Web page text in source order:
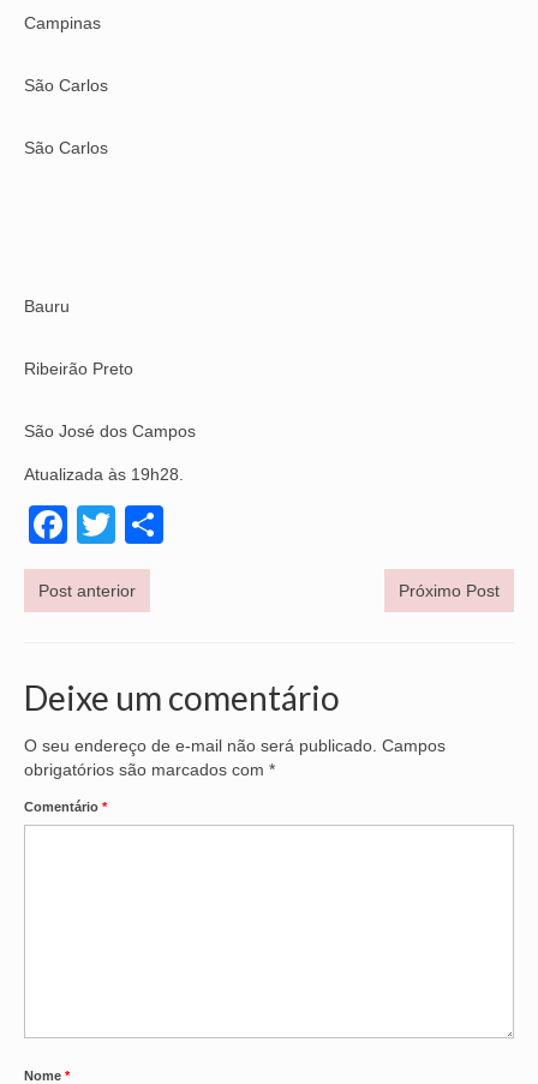
ANALISTAS JUDICIÁRIOS
TÉCNICOS JUDICIÁRIOS
TECNOLOGIA DA INFORMAÇÃO
Campinas
São Carlos
São Carlos
Bauru
Ribeirão Preto
São José dos Campos
Atualizada às 19h28.
Facebook
Twitter
Post anterior Próximo Post
Deixe um comentário
O seu endereço de e-mail não será publicado. Campos
obrigatórios são marcados com *
Comentário *
Nome *